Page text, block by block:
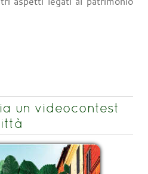
un videocontest